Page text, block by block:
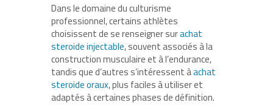
Dans le domaine du culturisme
professionnel, certains athlètes
choisissent de se renseigner surachat
steroide injectable, souvent associés à la
construction musculaire et à l’endurance,
tandis que d’autres s’intéressent àachat
steroide oraux, plus faciles à utiliser et
adaptés à certaines phases de définition.